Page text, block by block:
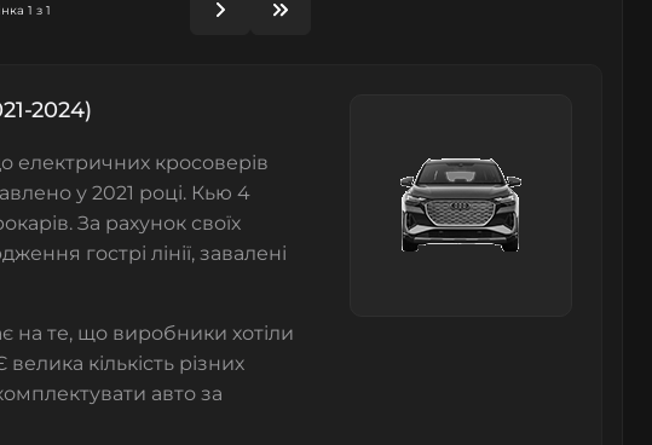
1 з 1
2024)
електричних кросоверів
у 2021 році. Кью 4
За рахунок своїх
гострі лінії, завалені
на те, що виробники хотіли
кількість різних
авто за